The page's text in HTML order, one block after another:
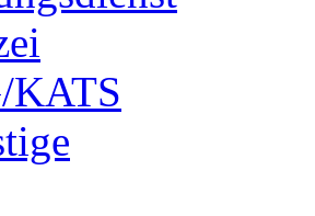
KATS